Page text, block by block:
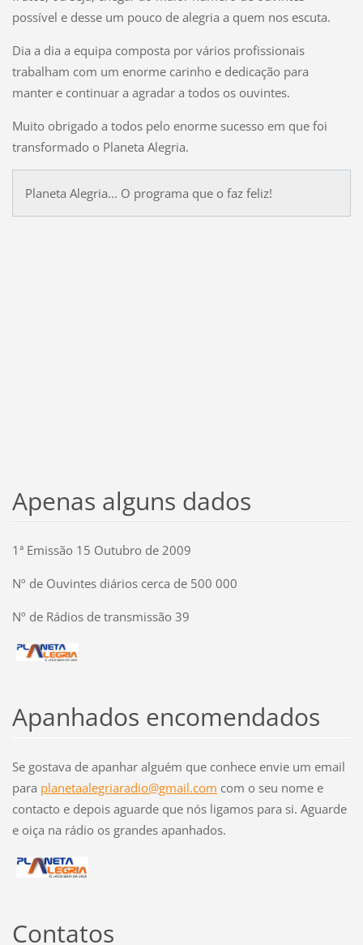
possível e desse um pouco de alegria a quem nos escuta.
Dia a dia a equipa composta por vários profissionais
trabalham com um enorme carinho e dedicação para
manter e continuar a agradar a todos os ouvintes.
Muito obrigado a todos pelo enorme sucesso em que foi
transformado o Planeta Alegria.
Planeta Alegria... O programa que o faz feliz!
Apenas alguns dados
1ª Emissão 15 Outubro de 2009
Nº de Ouvintes diários cerca de 500 000
Nº de Rádios de transmissão 39
Apanhados encomendados
Se gostava de apanhar alguém que conhece envie um email
para planetaalegriaradio@gmail.com com o seu nome e
contacto e depois aguarde que nós ligamos para si. Aguarde
e oiça na rádio os grandes apanhados.
Contatos